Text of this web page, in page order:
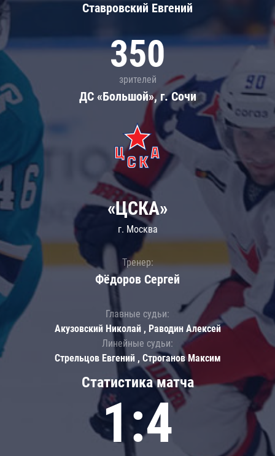
Ставровский Евгений
350
зрителей
ДС «Большой», г. Сочи
Статистика матча
1:4
«ЦСКА»
г. Москва
Тренер:
Фёдоров Сергей
Главные судьи:
Акузовский Николай , Раводин Алексей
Линейные судьи:
Стрельцов Евгений , Строганов Максим